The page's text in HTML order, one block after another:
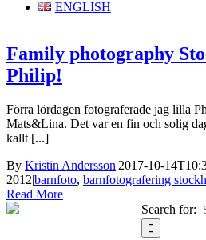
ENGLISH
Family photography
Philip!
Förra lördagen fotograferade jag lilla
Mats&Lina. Det var en fin och solig
kallt [...]
By Kristin Andersson|2017-10-
2012|barnfoto, barnfotografering
Read More
Search for: